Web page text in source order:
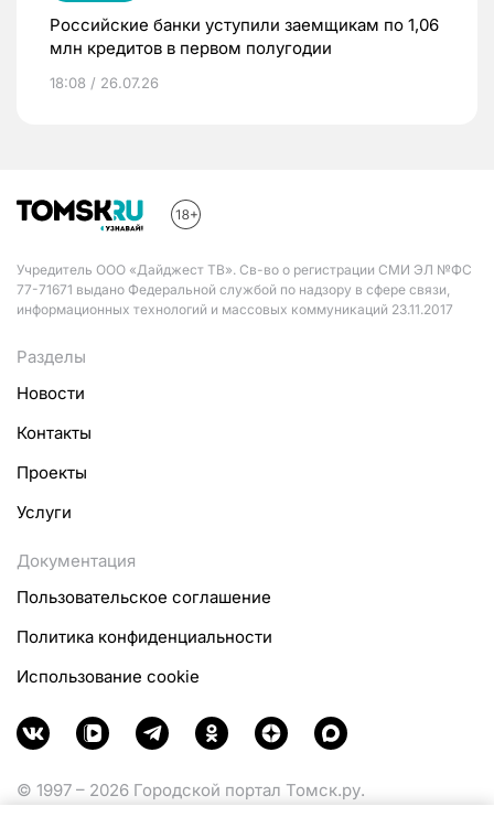
Российские банки уступили заемщикам по 1,06
млн кредитов в первом полугодии
18:08 / 26.07.26
Учредитель ООО «Дайджест ТВ». Св-во о регистрации СМИ ЭЛ №ФС
77-71671 выдано Федеральной службой по надзору в сфере связи,
информационных технологий и массовых коммуникаций 23.11.2017
Разделы
Новости
Контакты
Проекты
Услуги
Документация
Пользовательское соглашение
Политика конфиденциальности
Использование cookie
© 1997 – 2026 Городской портал Томск.ру.